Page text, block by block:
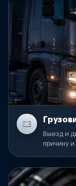
Выезд и
причину и